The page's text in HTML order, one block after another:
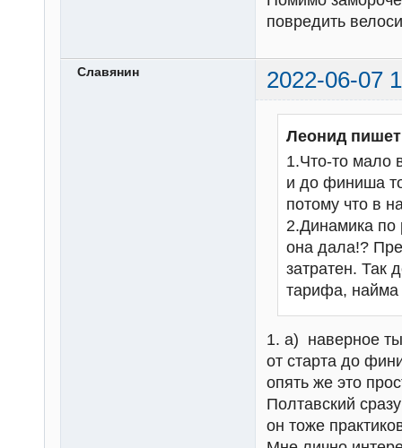
повредить
Славянин 2022-06-07
Леонид
1.Что-то мало
и до финиша
потому что в
2.Динамика по
она дала!?
затратен. Так
тарифа, найма
1. а) наверное ты
от старта до
опять же это
Полтавский
он тоже